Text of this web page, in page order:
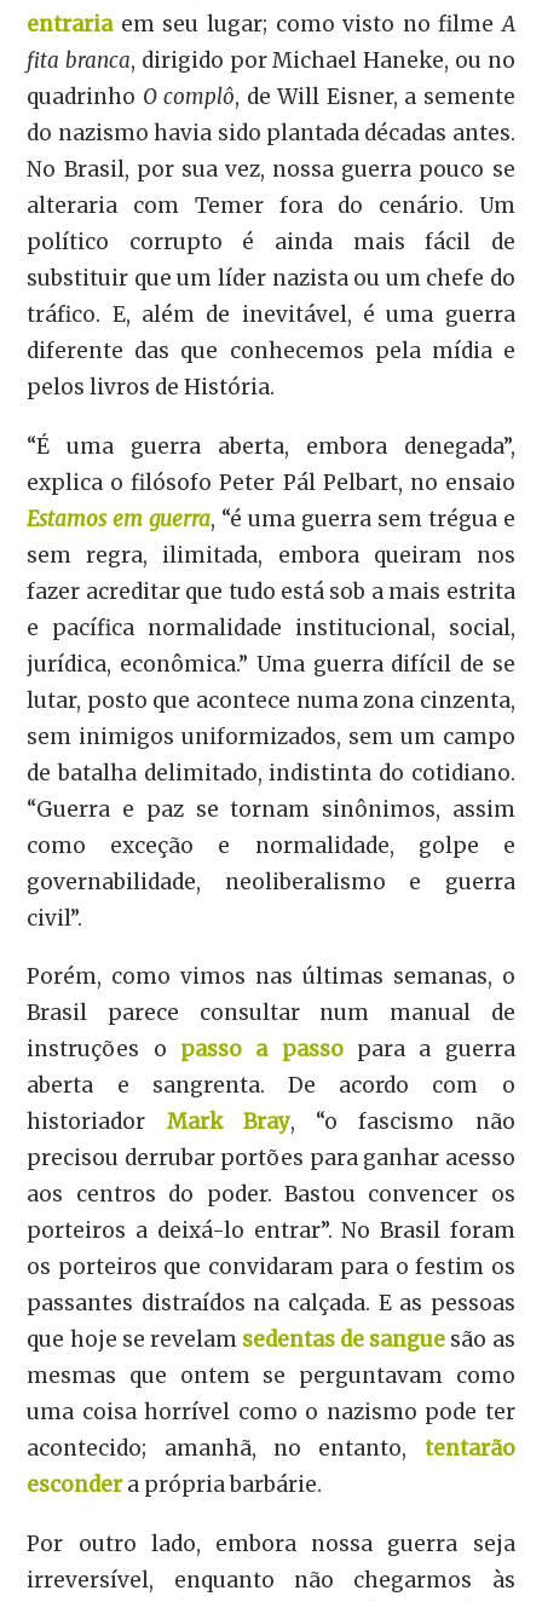
entrariaem seu lugar; como visto no filmeA
fita branca, dirigido por Michael Haneke, ou no
quadrinho O complô, de Will Eisner, a semente
do nazismo havia sido plantada décadas antes.
No Brasil, por sua vez, nossa guerra pouco se
alteraria com Temer fora do cenário. Um
político corrupto é ainda mais fácil de
substituir que um líder nazista ou um chefe do
tráfico. E, além de inevitável, é uma guerra
diferente das que conhecemos pela mídia e
pelos livros de História.
“É uma guerra aberta, embora denegada”,
explica o filósofo Peter Pál Pelbart, no ensaio
Estamos em guerra, “é uma guerra sem trégua e
sem regra, ilimitada, embora queiram nos
fazer acreditar que tudo está sob a mais estrita
e pacífica normalidade institucional, social,
jurídica, econômica.” Uma guerra difícil de se
lutar, posto que acontece numa zona cinzenta,
sem inimigos uniformizados, sem um campo
de batalha delimitado, indistinta do cotidiano.
“Guerra e paz se tornam sinônimos, assim
como exceção e normalidade, golpe e
governabilidade, neoliberalismo e guerra
civil”.
Porém, como vimos nas últimas semanas, o
Brasil parece consultar num manual de
instruções o passo a passopara a guerra
aberta e sangrenta. De acordo com o
historiador Mark Bray, “o fascismo não
precisou derrubar portões para ganhar acesso
aos centros do poder. Bastou con­vencer os
porteiros a deixá-lo entrar”. No Brasil foram
os porteiros que convidaram para o festim os
passantes distraídos na calçada. E as pessoas
que hoje se revelam sedentas de sangue são as
mesmas que ontem se perguntavam como
uma coisa horrível como o nazismo pode ter
acontecido; amanhã, no entanto, tentarão
escondera própria barbárie.
Por outro lado, embora nossa guerra seja
irreversível, enquanto não chegarmos às